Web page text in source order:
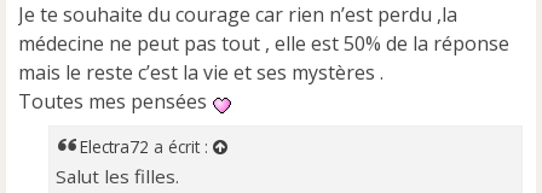
Je te souhaite du courage car rien n’est perdu ,la
médecine ne peut pas tout , elle est 50% de la réponse
mais le reste c’est la vie et ses mystères .
Toutes mes pensées
Electra72 a écrit :
Salut les filles.